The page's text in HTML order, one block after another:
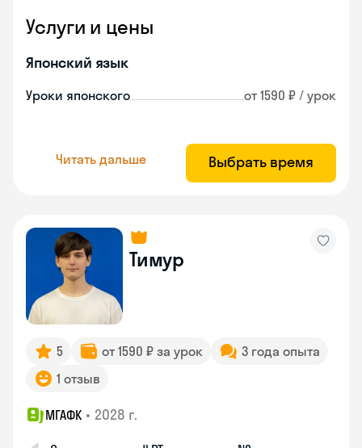
Услуги и цены
Японский язык
Уроки японского от 1590 ₽ / урок
Читать дальше Выбрать время
Тимур
5 от 1590 ₽ за урок
3 года опыта
1 отзыв
МГАФК • 2028 г.